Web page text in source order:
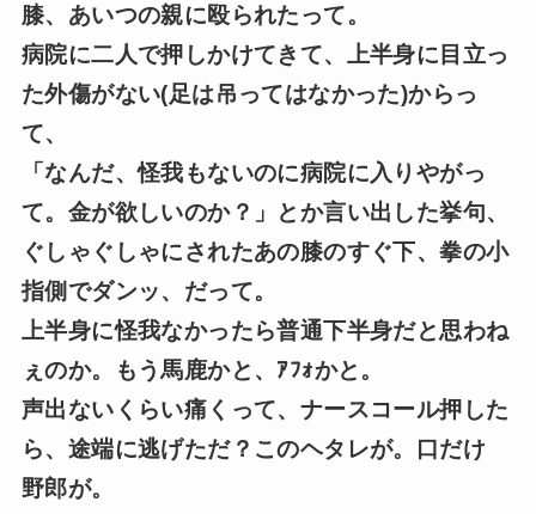
膝、あいつの親に殴られたって。
病院に二人で押しかけてきて、上半身に目立っ
た外傷がない(足は吊ってはなかった)からっ
て、
「なんだ、怪我もないのに病院に入りやがっ
て。金が欲しいのか？」とか言い出した挙句、
ぐしゃぐしゃにされたあの膝のすぐ下、拳の小
指側でダンッ、だって。
上半身に怪我なかったら普通下半身だと思わね
ぇのか。もう馬鹿かと、ｱﾌｫかと。
声出ないくらい痛くって、ナースコール押した
ら、途端に逃げただ？このヘタレが。口だけ
野郎が。